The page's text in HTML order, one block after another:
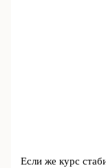
Если же курс